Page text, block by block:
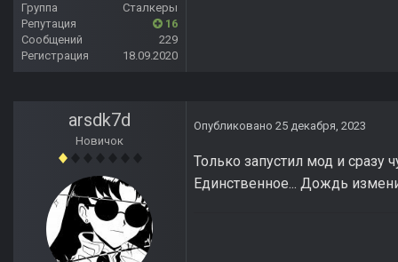
Группа
Сталкеры
Репутация
16
Сообщений
229
Регистрация
18.09.2020
arsdk7d
Новичок
Опубликовано 25 декабря, 2023
Только запустил мод и сразу
Единственное... Дождь